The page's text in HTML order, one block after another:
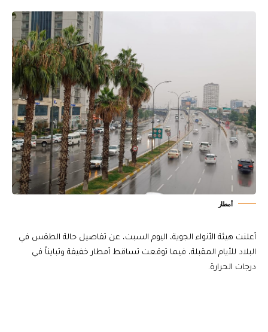
أمطار
أعلنت هيئة الأنواء الجوية، اليوم السبت، عن تفاصيل حالة الطقس في
البلاد للأيام المقبلة، فيما توقعت تساقط أمطار خفيفة وتبايناً في
درجات الحرارة.